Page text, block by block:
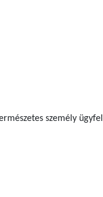
személy